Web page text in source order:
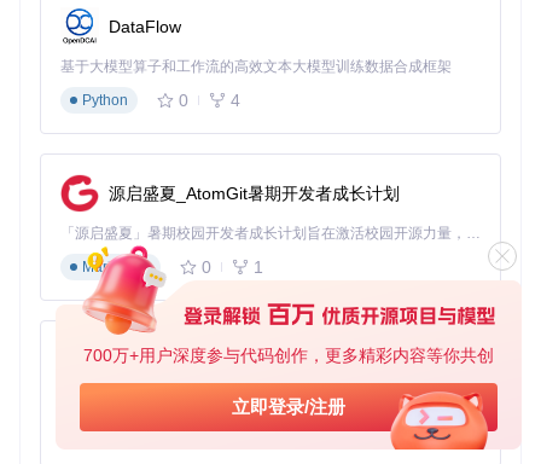
700万+用户深度参与代码创作，更多精彩内容等你共创
立即登录/注册
                                  终止使用
素材处理 → 生成内容 → 相似度检测？→ ≤30%→添加AI生成声明→合规发布
图3：AI模型训练界面示例，显示了素材上传与概念训练的关
键步骤
伦理决策工具包：可操作的合规资源
版权检测工具：项目内置的相似度分析插件，可扫描生成
内容与训练素材的相似性
合规素材库：ai-product目录下的授权素材集合，包含CC0
协议的图像资源
版权登记平台
：通过项目提供的官方渠道完成AI辅助创作
的版权登记
使用Stable Cascade等新一代模型的可控生成功能，通过设置
版权过滤器和风格迁移限制，从技术层面降低侵权风险。项目
DataFlow
基于大模型算子和工作流的高效文本大模型训练数据合成框架
Python
0 4
源启盛夏_AtomGit暑期开发者成长计划
「源启盛夏」暑期校园开发者成长计划旨在激活校园开源力量，通过积分激励、认证扶持、资源倾斜等形式，引导高校组织和开发者完成「入驻 — 建项目 — 做贡献 — 获认证 — 得资源」的完整闭环。无论你是想带领社团入驻平台的组织者，还是希望用代码贡献证明自己的开发者，都能在这里找到属于你的成长路径。
Markdown
0 1
py-xiaozhi
基于Python的Xiaozhi AI，适用于想要完整Xiaozhi体验而无需拥有专用硬件的用户。
Python
0 1